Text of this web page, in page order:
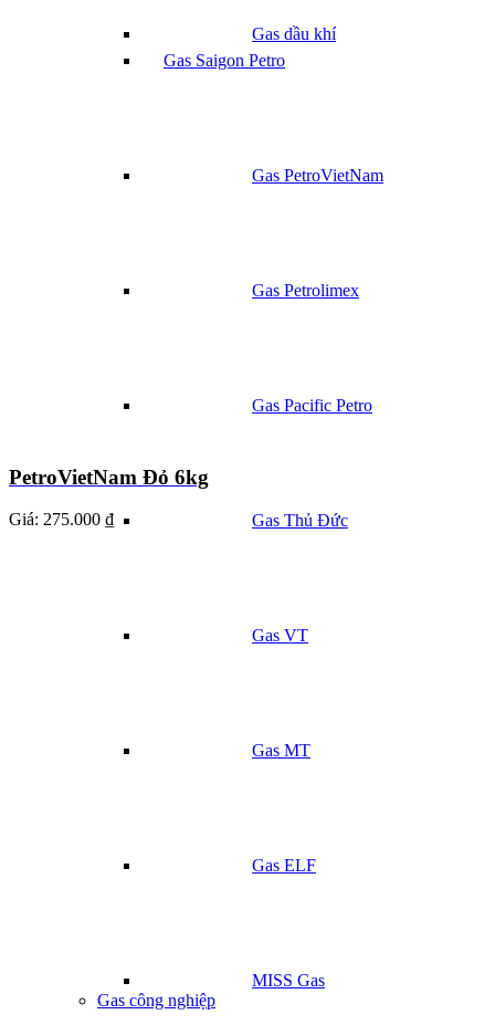
Gas dầu khí
Gas Saigon Petro
Gas PetroVietNam
Gas Petrolimex
Gas Pacific Petro
Gas Thủ Đức
Gas VT
Gas MT
Gas ELF
MISS Gas
Gas công nghiệp
PetroVietNam Đỏ 6kg
Giá: 275.000 ₫